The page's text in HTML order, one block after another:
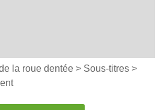
la roue dentée > Sous-titres >